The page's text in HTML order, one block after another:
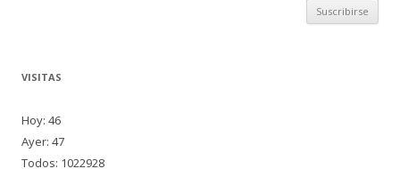
VISITAS
Hoy: 46
Ayer: 47
Todos: 1022928